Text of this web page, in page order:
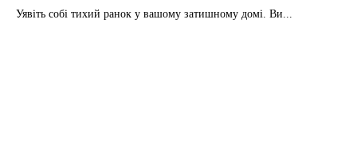
Уявіть собі тихий ранок у вашому затишному домі. Ви...